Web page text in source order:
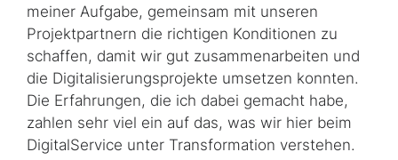
meiner Aufgabe, gemeinsam mit unseren
Projektpartnern die richtigen Konditionen zu
schaffen, damit wir gut zusammenarbeiten und
die Digitalisierungsprojekte umsetzen konnten.
Die Erfahrungen, die ich dabei gemacht habe,
zahlen sehr viel ein auf das, was wir hier beim
DigitalService unter Transformation verstehen.